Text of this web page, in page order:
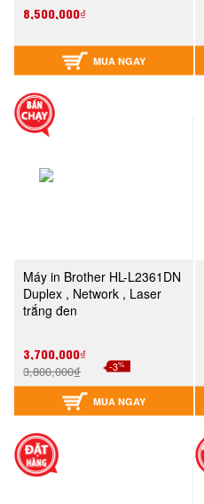
8,500,000₫
MUA NGAY
Máy in Brother HL-L2361DN
Duplex , Network , Laser
trắng đen
3,700,000₫
3,800,000₫ -3%
MUA NGAY